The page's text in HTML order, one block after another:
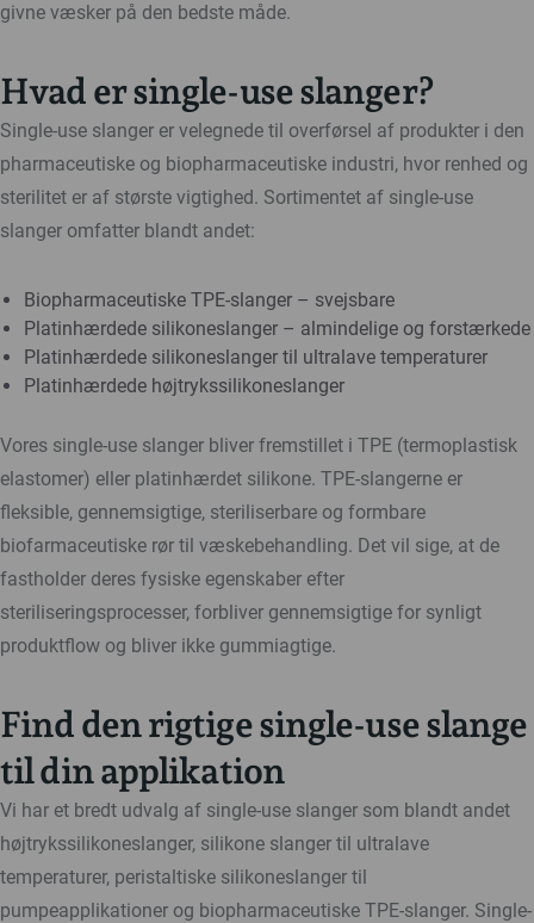
givne væsker på den bedste måde.
Hvad er single-use slanger?
Single-use slanger er velegnede til overførsel af produkter i den
pharmaceutiske og biopharmaceutiske industri, hvor renhed og
sterilitet er af største vigtighed. Sortimentet af single-use
slanger omfatter blandt andet:
Biopharmaceutiske TPE-slanger – svejsbare
Platinhærdede silikoneslanger – almindelige og forstærkede
Platinhærdede silikoneslanger til ultralave temperaturer
Platinhærdede højtrykssilikoneslanger
Vores single-use slanger bliver fremstillet i TPE (termoplastisk
elastomer) eller platinhærdet silikone. TPE-slangerne er
fleksible, gennemsigtige, steriliserbare og formbare
biofarmaceutiske rør til væskebehandling. Det vil sige, at de
fastholder deres fysiske egenskaber efter
steriliseringsprocesser, forbliver gennemsigtige for synligt
produktflow og bliver ikke gummiagtige.
Find den rigtige single-use slange
til din applikation
Vi har et bredt udvalg af single-use slanger som blandt andet
højtrykssilikoneslanger, silikone slanger til ultralave
temperaturer, peristaltiske silikoneslanger til
pumpeapplikationer og biopharmaceutiske TPE-slanger. Single-